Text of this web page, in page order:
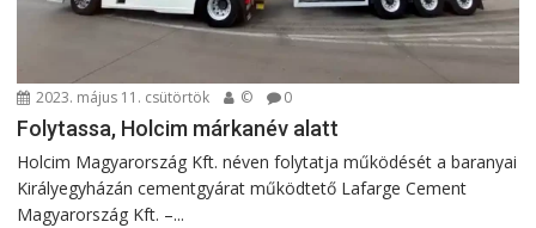
2023. május 11. csütörtök © 0
Folytassa, Holcim márkanév alatt
Holcim Magyarország Kft. néven folytatja működését a baranyai
Királyegyházán cementgyárat működtető Lafarge Cement
Magyarország Kft. –...